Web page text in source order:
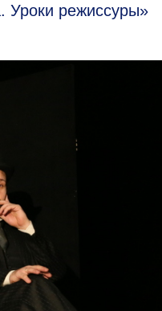
Уроки режиссуры»